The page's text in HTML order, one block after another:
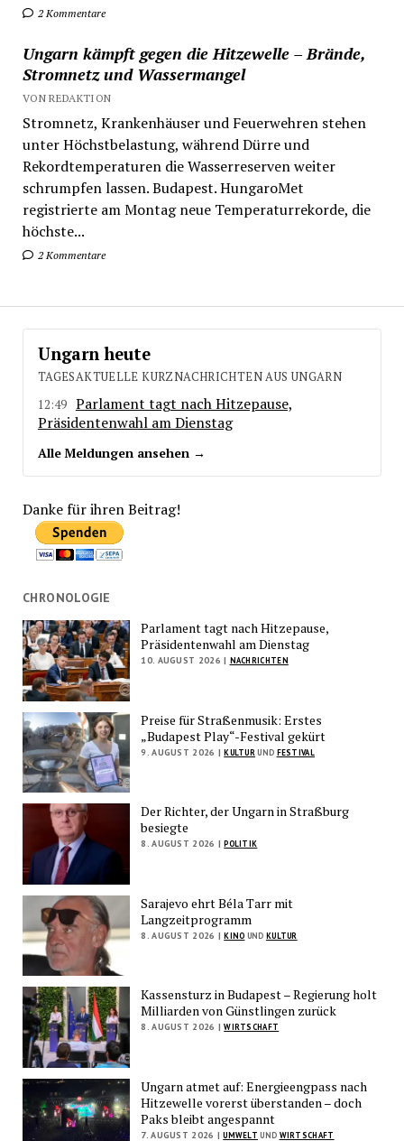
2 Kommentare
Ungarn kämpft gegen die Hitzewelle – Brände,
Stromnetz und Wassermangel
VON REDAKTION
Stromnetz, Krankenhäuser und Feuerwehren stehen
unter Höchstbelastung, während Dürre und
Rekordtemperaturen die Wasserreserven weiter
schrumpfen lassen. Budapest. HungaroMet
registrierte am Montag neue Temperaturrekorde, die
höchste...
2 Kommentare
Ungarn heute
TAGESAKTUELLE KURZNACHRICHTEN AUS UNGARN
12:49 Parlament tagt nach Hitzepause,
Präsidentenwahl am Dienstag
Alle Meldungen ansehen →
Danke für ihren Beitrag!
CHRONOLOGIE
Parlament tagt nach Hitzepause,
Präsidentenwahl am Dienstag
10. AUGUST 2026 | NACHRICHTEN
Preise für Straßenmusik: Erstes
„Budapest Play“-Festival gekürt
9. AUGUST 2026 | KULTUR UND FESTIVAL
Der Richter, der Ungarn in Straßburg
besiegte
8. AUGUST 2026 | POLITIK
Sarajevo ehrt Béla Tarr mit
Langzeitprogramm
8. AUGUST 2026 | KINO UND KULTUR
Kassensturz in Budapest – Regierung holt
Milliarden von Günstlingen zurück
8. AUGUST 2026 | WIRTSCHAFT
Ungarn atmet auf: Energieengpass nach
Hitzewelle vorerst überstanden – doch
Paks bleibt angespannt
7. AUGUST 2026 | UMWELT UND WIRTSCHAFT